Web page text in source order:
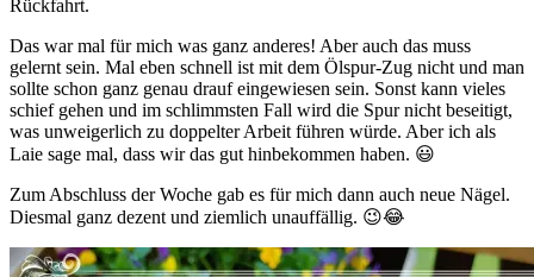
Rückfahrt.
Das war mal für mich was ganz anderes! Aber auch das muss
gelernt sein. Mal eben schnell ist mit dem Ölspur-Zug nicht und man
sollte schon ganz genau drauf eingewiesen sein. Sonst kann vieles
schief gehen und im schlimmsten Fall wird die Spur nicht beseitigt,
was unweigerlich zu doppelter Arbeit führen würde. Aber ich als
Laie sage mal, dass wir das gut hinbekommen haben. 😃
Zum Abschluss der Woche gab es für mich dann auch neue Nägel.
Diesmal ganz dezent und ziemlich unauffällig. 😉😂